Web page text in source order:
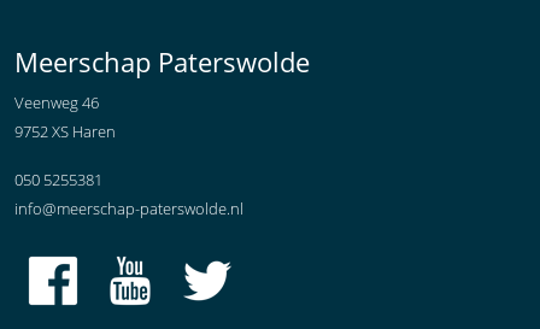
Meerschap Paterswolde
Veenweg 46
9752 XS Haren
050 5255381
info@meerschap-paterswolde.nl